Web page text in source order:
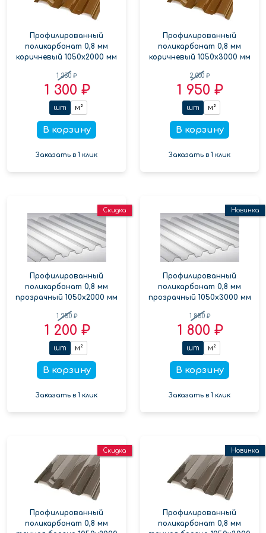
Профилированный
поликарбонат 0,8 мм
коричневый 1050х2000 мм
1 350 ₽
1 300 ₽
шт м²
В корзину
Заказать в 1 клик
Профилированный
поликарбонат 0,8 мм
коричневый 1050х3000 мм
2 000 ₽
1 950 ₽
шт м²
В корзину
Заказать в 1 клик
Профилированный
поликарбонат 0,8 мм
прозрачный 1050х2000 мм
1 250 ₽
1 200 ₽
шт м²
В корзину
Заказать в 1 клик
Скидка
Профилированный
поликарбонат 0,8 мм
прозрачный 1050х3000 мм
1 850 ₽
1 800 ₽
шт м²
В корзину
Заказать в 1 клик
Новинка
Профилированный
поликарбонат 0,8 мм
Скидка
Профилированный
поликарбонат 0,8 мм
Новинка